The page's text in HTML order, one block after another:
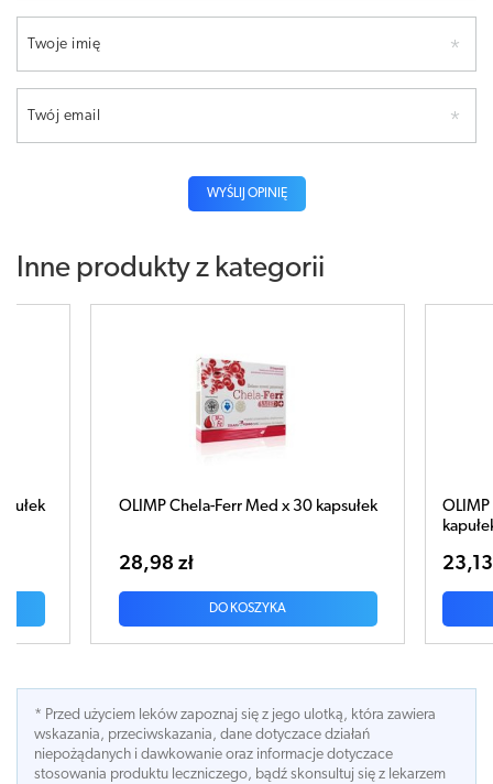
Twoje imię
Twój email
WYŚLIJ OPINIĘ
Inne produkty z kategorii
x 30 kapsułek
OLIMP Chela-Ferr bio-complex x 30
23,13 zł
* Przed użyciem leków zapoznaj się z jego ulotką, która zawiera
wskazania, przeciwskazania, dane dotyczace działań
niepożądanych i dawkowanie oraz informacje dotyczace
stosowania produktu leczniczego, bądź skonsultuj się z lekarzem